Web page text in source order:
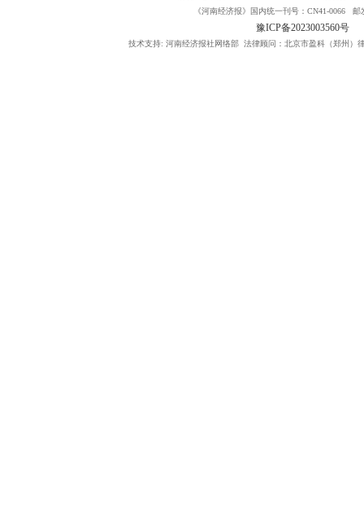
《河南经济报》国内统一刊号：CN41-0066 邮
豫ICP备2023003560号
技术支持: 河南经济报社网络部 法律顾问：北京市盈科（郑州